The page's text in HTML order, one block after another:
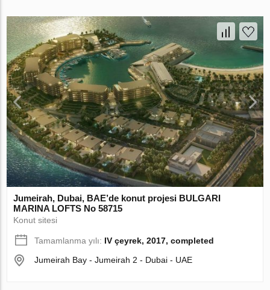
Jumeirah, Dubai, BAE’de konut projesi BULGARI
MARINA LOFTS No 58715
Konut sitesi
Tamamlanma yılı: IV çeyrek, 2017, completed
Jumeirah Bay - Jumeirah 2 - Dubai - UAE